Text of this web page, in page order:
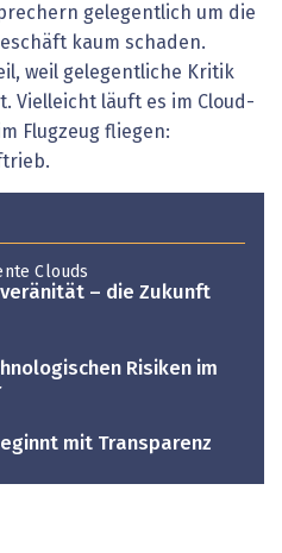
gelegentlich um die
kaum schaden.
weil gelegentliche Kritik
Vielleicht läuft es im Cloud-
Flugzeug fliegen:
Clouds
– die Zukunft
Risiken im
mit Transparenz